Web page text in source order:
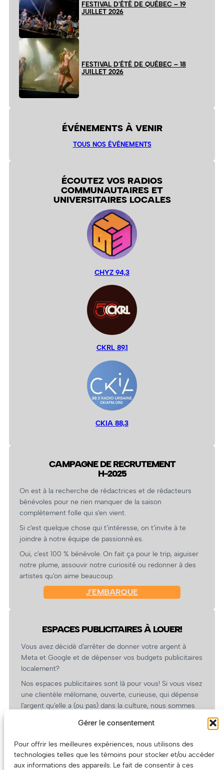
Gérer le consentement
Pour offrir les meilleures expériences, nous utilisons des
technologies telles que les témoins pour stocker et/ou accéder
aux informations des appareils. Le fait de consentir à ces
FESTIVAL D’ÉTÉ DE QUÉBEC – 19
JUILLET 2026
FESTIVAL D’ÉTÉ DE QUÉBEC – 18
JUILLET 2026
ÉVÉNEMENTS À VENIR
TOUS NOS ÉVÉNEMENTS
ÉCOUTEZ VOS RADIOS
COMMUNAUTAIRES ET
UNIVERSITAIRES LOCALES
CHYZ 94,3
CKRL 89,1
CKIA 88,3
CAMPAGNE DE RECRUTEMENT
H-2025
On est à la recherche de rédactrices et de rédacteurs
bénévoles pour ne rien manquer de la saison
complètement folle qui s’en vient.
Si c’est quelque chose qui t’intéresse, on t’invite à te
joindre à notre équipe de passionné.es.
Oui, c’est 100 % bénévole. On fait ça pour le trip, aiguiser
notre plume, assouvir notre curiosité ou redonner à des
artistes qu’on aime beaucoup.
J’EMBARQUE
ESPACES PUBLICITAIRES À LOUER!
Vous avez décidé d’arrêter de donner votre argent à
Meta et Google et de dépenser vos budgets publicitaires
localement?
Nos espaces publicitaires sont là pour vous! Si vous visez
une clientèle mélomane, ouverte, curieuse, qui dépense
l’argent qu’elle a (ou pas) dans la culture, nous sommes
revient.
(Oui, on va avoir des tarifs spéciaux pour vous, les